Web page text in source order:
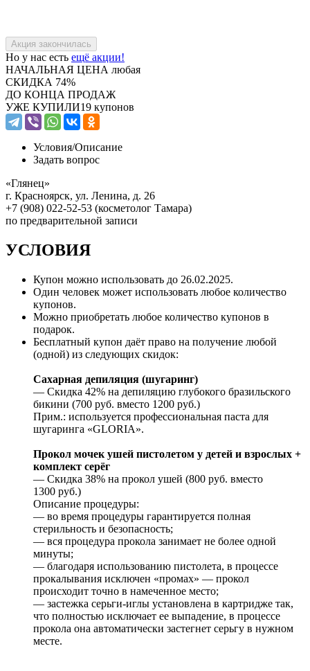
Но у нас есть ещё акции!
НАЧАЛЬНАЯ ЦЕНА любая
СКИДКА 74%
ДО КОНЦА ПРОДАЖ
УЖЕ КУПИЛИ19 купонов
Условия/Описание
Задать вопрос
«Глянец»
г. Красноярск, ул. Ленина, д. 26
+7 (908) 022-52-53 (косметолог Тамара)
по предварительной записи
УСЛОВИЯ
Купон можно использовать до 26.02.2025.
Один человек может использовать любое количество
купонов.
Можно приобретать любое количество купонов в
подарок.
Бесплатный купон даёт право на получение любой
(одной) из следующих скидок:
Сахарная депиляция (шугаринг)
— Скидка 42% на депиляцию глубокого бразильского
бикини (700 руб. вместо 1200 руб.)
Прим.: используется профессиональная паста для
шугаринга «GLORIA».
Прокол мочек ушей пистолетом у детей и взрослых +
комплект серёг
— Скидка 38% на прокол ушей (800 руб. вместо
1300 руб.)
Описание процедуры:
— во время процедуры гарантируется полная
стерильность и безопасность;
— вся процедура прокола занимает не более одной
минуты;
— благодаря использованию пистолета, в процессе
прокалывания исключен «промах» — прокол
происходит точно в намеченное место;
— застежка серьги-иглы установлена в картридже так,
что полностью исключает ее выпадение, в процессе
прокола она автоматически застегнет серьгу в нужном
месте.